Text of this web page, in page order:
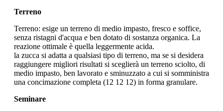
Terreno
Terreno: esige un terreno di medio impasto, fresco e soffice,
senza ristagni d'acqua e ben dotato di sostanza organica. La
reazione ottimale è quella leggermente acida.
la zucca si adatta a qualsiasi tipo di terreno, ma se si desidera
raggiungere migliori risultati si sceglierà un terreno sciolto, di
medio impasto, ben lavorato e sminuzzato a cui si somministra
una concimazione completa (12 12 12) in forma granulare.
Seminare